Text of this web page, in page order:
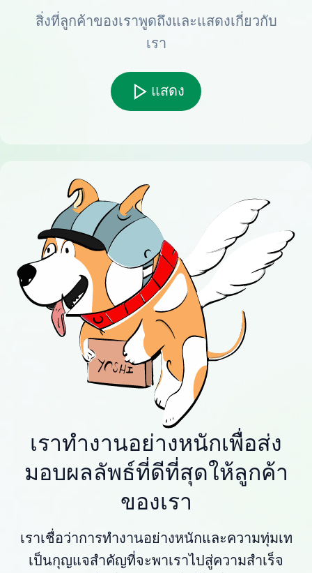
สิ่งที่ลูกค้าของเราพูดถึงและแสดงเกี่ยวกับ
เรา
แสดง
เราทำงานอย่างหนักเพื่อส่ง
มอบผลลัพธ์ที่ดีที่สุดให้ลูกค้า
ของเรา
เราเชื่อว่าการทำงานอย่างหนักและความทุ่มเท
เป็นกุญแจสำคัญที่จะพาเราไปสู่ความสำเร็จ